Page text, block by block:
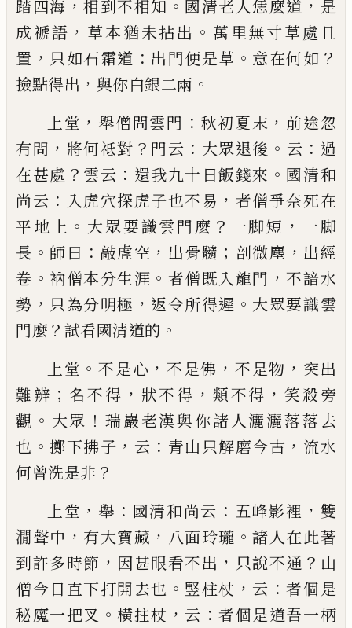
踏四海 ，相到不相知 。 國清老人恁麼道 ， 是
成褫語 ， 草本猶未拈出 。 萬里無寸草處且
置 ， 只如石霜道 ： 出門便是草 。 意在何如 ？
撿點得出 ， 與你白銀二兩 。
上堂 ， 舉僧問雲門 ： 秋初夏末 ，前途忽
有問 ， 將何祗對 ？ 門云 ： 大眾退後 。 云 ： 過
在甚處 ？ 雲云 ： 還我九十日飯錢來 。 國清和
尚云 ： 入虎穴探虎子也不易 ， 者僧爭奈死在
平地上 。 大眾要識雲門麼 ？ 一脚短 ， 一脚
長 。 師曰 ： 敲虗空 ， 出骨髓 ； 剖微塵 ， 出經
卷 。 衲僧本分生涯 。 者僧既入龍門 ，不諳水
勢 ， 只為分明極 ， 返令所得遲 。 大眾要識雲
門麼 ？ 試看國清道的 。
上堂 。不是心 ，不是佛 ， 不是物 ， 突出
難辨 ； 名不得 ， 狀不得 ， 類不得 ， 笑殺旁
觀 。 大眾 ！ 瑞巖老漢與你諸人灑灑落落去
也 。 擲下拂子 ， 云 ： 青山只解磨今古 ， 流水
何曾洗是非 ？
上堂 ， 舉 ： 國清和尚云 ： 五峰影裡 ， 雙
㵎聲中 ， 有大寶藏 ， 八面玲瓏 。諸人在此著
到許多時節 ， 因甚眼看不出 ， 只說不通 ？ 山
僧今日直下打開去也 。 竪柱杖 ， 云 ：者個是
秘魔一把叉 。 橫拄杖 ， 云 ：者個是道吾一柄